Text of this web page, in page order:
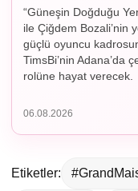
“Güneşin Doğduğu
ile Çiğdem Bozali’nin
güçlü oyuncu
TimsBi’nin Adana’da
rolüne hayat verecek.
06.08.2026
Etiketler: